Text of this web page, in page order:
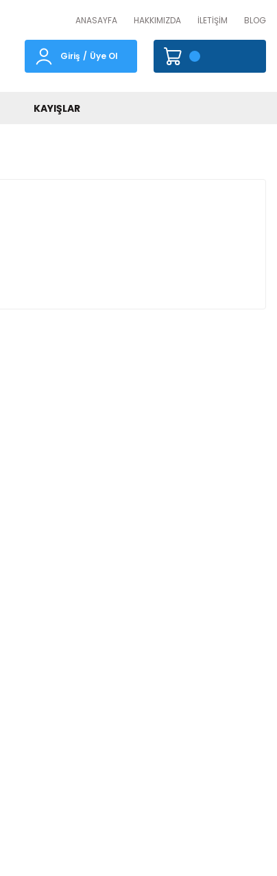
ANASAYFA HAKKIMIZDA İLETİŞİM BLOG
Giriş / Üye Ol
KAYIŞLAR